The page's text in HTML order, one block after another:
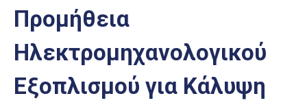
Προμήθεια
Ηλεκτρομηχανολογικού
Εξοπλισμού για Κάλυψη